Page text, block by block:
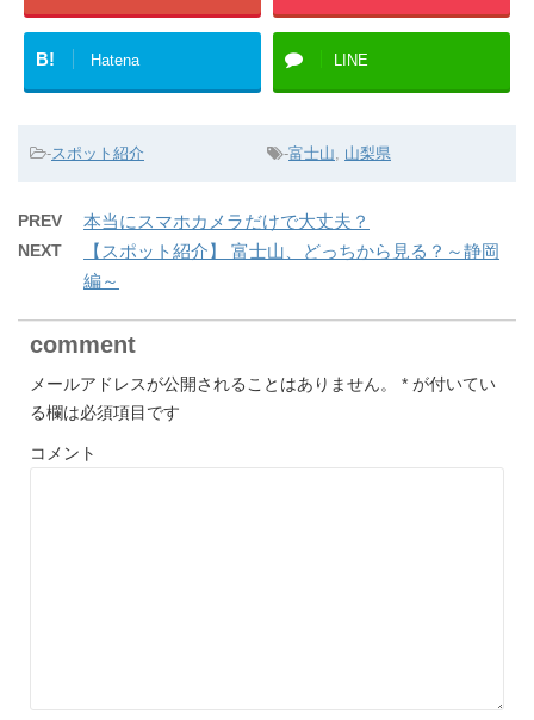
B! Hatena LINE
-スポット紹介 -富士山 山梨県
PREV 本当にスマホカメラだけで大丈夫？
NEXT
【スポット紹介】 富士山、どっちから見る？～静岡
編～
comment
メールアドレスが公開されることはありません。 * が付いてい
る欄は必須項目です
コメント